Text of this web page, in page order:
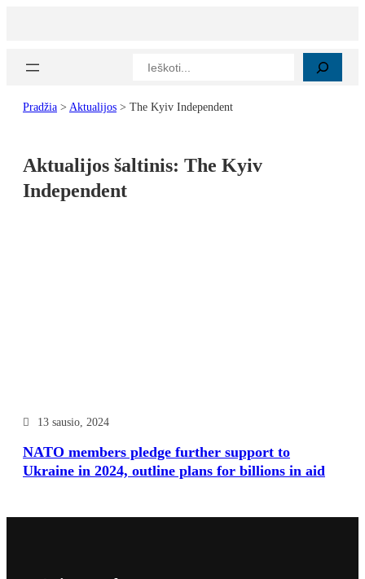
Paieška
Pradžia > Aktualijos > The Kyiv Independent
Aktualijos šaltinis: The Kyiv
Independent
13 sausio, 2024
NATO members pledge further support to
Ukraine in 2024, outline plans for billions in aid